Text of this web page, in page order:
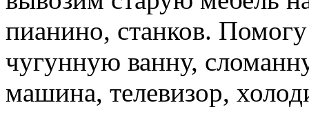
пианино, станков.
чугунную ванну,
машина, телевизор,